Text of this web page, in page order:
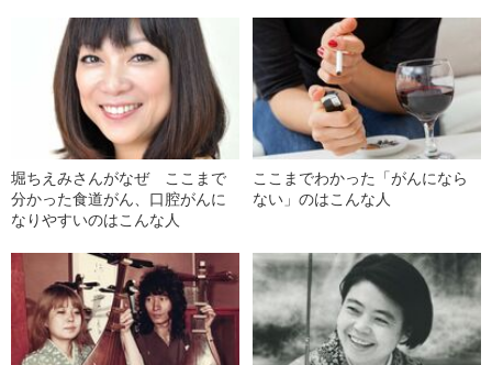
堀ちえみさんがなぜ ここまで
分かった食道がん、口腔がんに
なりやすいのはこんな人
ここまでわかった「がんになら
ない」のはこんな人